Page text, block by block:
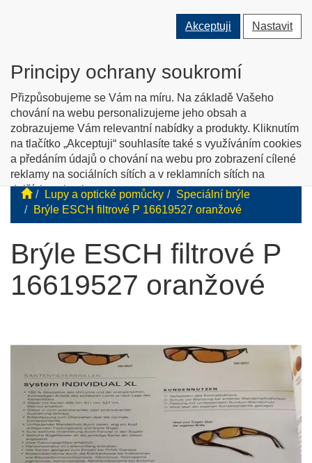
Akceptuji Nastavit
Principy ochrany soukromí
Přizpůsobujeme se Vám na míru. Na základě Vašeho
chování na webu personalizujeme jeho obsah a
zobrazujeme Vám relevantní nabídky a produkty. Kliknutím
na tlačítko „Akceptuji“ souhlasíte také s využíváním cookies
a předáním údajů o chování na webu pro zobrazení cílené
reklamy na sociálních sítích a v reklamních sítích na
dalších webech.
Personalizaci a cílenou reklamu si můžete podrobněji
Přepnout
uživatele
Přepnout
vyhledávání
O nás Kontakty Jak nakupovat Katalog zboží
English info
Tyflopomůcky
Prodej zboží pro zrakově postižené
Lupy a optické pomůcky
Speciální brýle
Brýle ESCH filtrové P 16619527 oranžové
Brýle ESCH filtrové P
16619527 oranžové